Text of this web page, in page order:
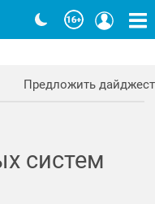
Предложить дайджест
систем